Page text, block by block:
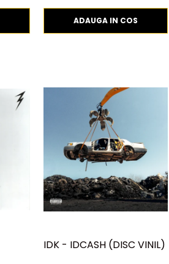
ADAUGA IN COS
IDK - IDCASH (DISC VINIL)